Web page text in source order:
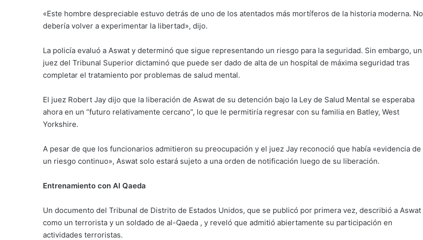
«Este hombre despreciable estuvo detrás de uno de los atentados más mortíferos de la historia moderna. No
debería volver a experimentar la libertad», dijo.
La policía evaluó a Aswat y determinó que sigue representando un riesgo para la seguridad. Sin embargo, un
juez del Tribunal Superior dictaminó que puede ser dado de alta de un hospital de máxima seguridad tras
completar el tratamiento por problemas de salud mental.
El juez Robert Jay dijo que la liberación de Aswat de su detención bajo la Ley de Salud Mental se esperaba
ahora en un “futuro relativamente cercano”, lo que le permitiría regresar con su familia en Batley, West
Yorkshire.
A pesar de que los funcionarios admitieron su preocupación y el juez Jay reconoció que había «evidencia de
un riesgo continuo», Aswat solo estará sujeto a una orden de notificación luego de su liberación.
Entrenamiento con Al Qaeda
Un documento del Tribunal de Distrito de Estados Unidos, que se publicó por primera vez, describió a Aswat
como un terrorista y un soldado de al-Qaeda , y reveló que admitió abiertamente su participación en
actividades terroristas.